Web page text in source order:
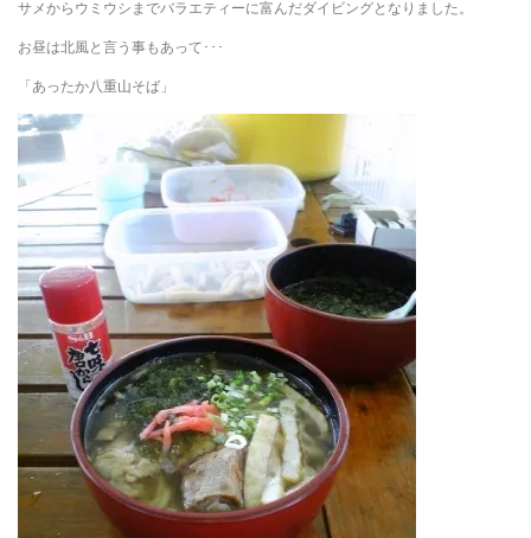
サメからウミウシまでバラエティーに富んだダイビングとなりました。
お昼は北風と言う事もあって･･･
「あったか八重山そば」